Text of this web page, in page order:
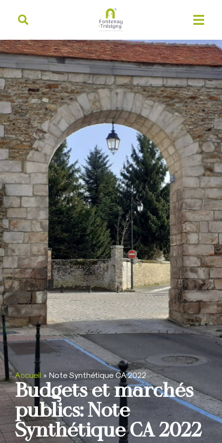
principal
Accueil » Note Synthétique CA 2022
Budgets et marchés
publics: Note
Synthétique CA 2022